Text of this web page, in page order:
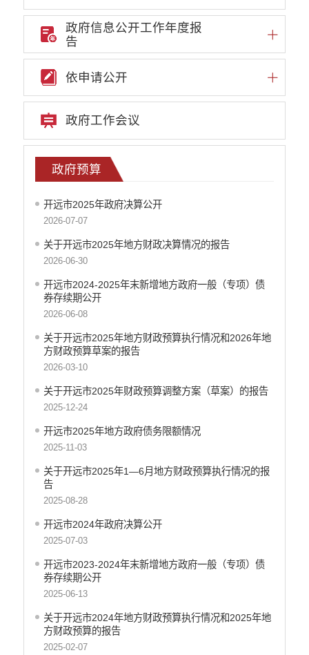
机构职能和权责清单
自然资源政务公开
重点领域信息公开
政府预算
政府决算
部门单位专栏
公务员管理
减税降费
财政资金直达基层
稳岗就业
应急预案
产品质量
涉农补贴
疫情防控
社会救助信息
规划计划
重大决策预公开
食品药品监管
义务教育
政府集中采购
环保督察
政府信息公开工作年度报
告
依申请公开
政府工作会议
政府预算
开远市2025年政府决算公开
2026-07-07
关于开远市2025年地方财政决算情况的报告
2026-06-30
开远市2024-2025年末新增地方政府一般（专项）债
券存续期公开
2026-06-08
关于开远市2025年地方财政预算执行情况和2026年地
方财政预算草案的报告
2026-03-10
关于开远市2025年财政预算调整方案（草案）的报告
2025-12-24
开远市2025年地方政府债务限额情况
2025-11-03
关于开远市2025年1—6月地方财政预算执行情况的报
告
2025-08-28
开远市2024年政府决算公开
2025-07-03
开远市2023-2024年末新增地方政府一般（专项）债
券存续期公开
2025-06-13
关于开远市2024年地方财政预算执行情况和2025年地
方财政预算的报告
2025-02-07